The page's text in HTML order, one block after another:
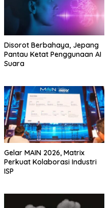
Disorot Berbahaya, Jepang
Pantau Ketat Penggunaan AI
Suara
Gelar MAIN 2026, Matrix
Perkuat Kolaborasi Industri
ISP